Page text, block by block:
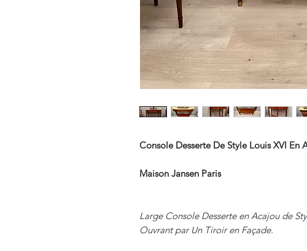
Console Desserte De Style Louis XVI En
Maison Jansen Paris
Large Console Desserte en Acajou de
Ouvrant par Un Tiroir en Façade.